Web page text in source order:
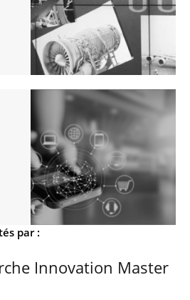
par :
Innovation Master